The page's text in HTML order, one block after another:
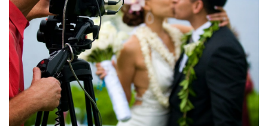
Фотографы — видеосъёмка